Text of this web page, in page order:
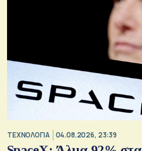
ΤΕΧΝΟΛΟΓΙΑ 04.08.2026, 23:39